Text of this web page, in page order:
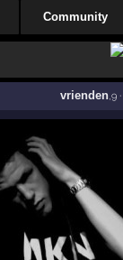
Community
vrienden,9·